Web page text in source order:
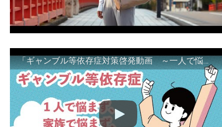
「ギャンブル等依存症対策啓発動画 ～一人で悩まず、家族で悩まず、まず！相談機関へ～」